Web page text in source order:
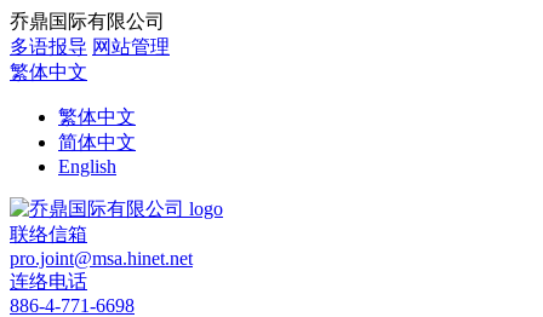
乔鼎国际有限公司
多语报导 网站管理
繁体中文
繁体中文
简体中文
English
联络信箱
pro.joint@msa.hinet.net
连络电话
886-4-771-6698